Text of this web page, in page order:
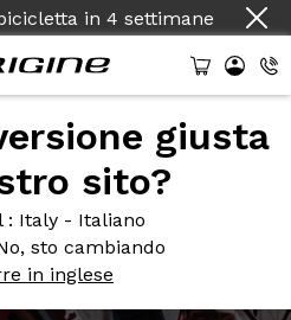
in 4 settimane
giusta
sito?
: Italy - Italiano
sto cambiando
in inglese